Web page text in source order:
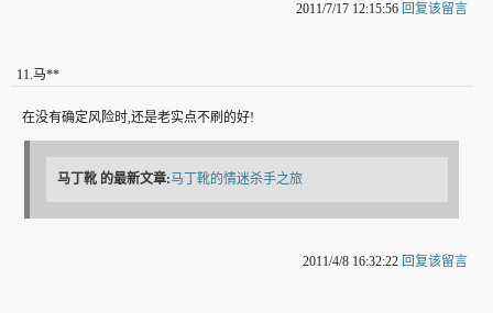
2011/7/17 12:15:56 回复该留言
11.马**
在没有确定风险时,还是老实点不刷的好!
马丁靴 的最新文章:马丁靴的情迷杀手之旅
2011/4/8 16:32:22 回复该留言